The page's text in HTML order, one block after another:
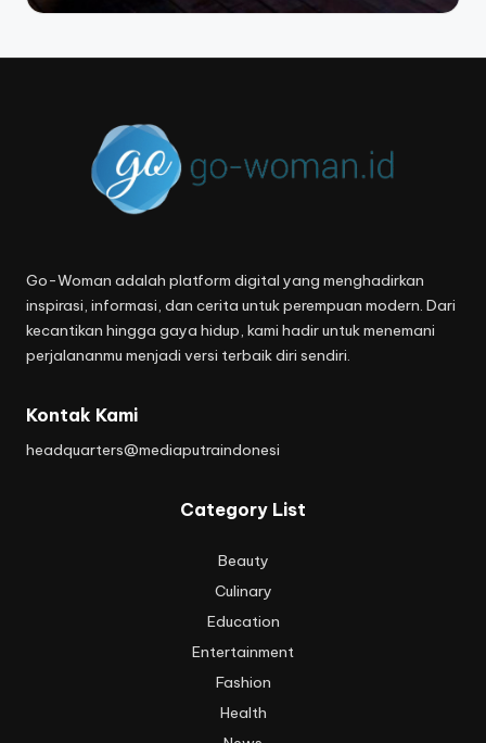
Go-Woman adalah platform digital yang menghadirkan
inspirasi, informasi, dan cerita untuk perempuan modern. Dari
kecantikan hingga gaya hidup, kami hadir untuk menemani
perjalananmu menjadi versi terbaik diri sendiri.
Kontak Kami
headquarters@mediaputraindonesi
Category List
Beauty
Culinary
Education
Entertainment
Fashion
Health